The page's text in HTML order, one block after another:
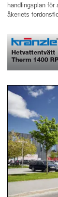
handlingsplan för
åkeriets